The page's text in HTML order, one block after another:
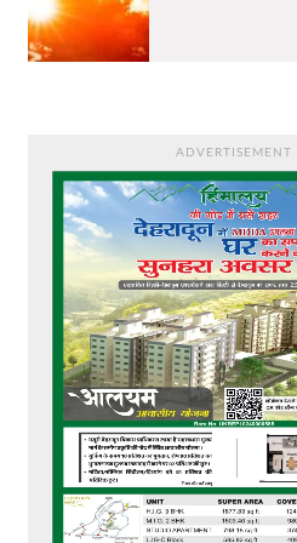
ADVERTISEMENT